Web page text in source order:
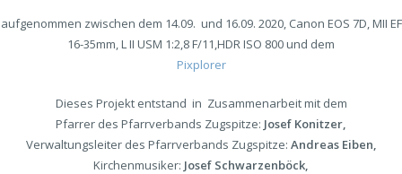
aufgenommen zwischen dem 14.09. und 16.09. 2020, Canon EOS 7D, MII EF
16-35mm, L II USM 1:2,8 F/11,HDR ISO 800 und dem
Pixplorer
Dieses Projekt entstand in Zusammenarbeit mit dem
Pfarrer des Pfarrverbands Zugspitze: Josef Konitzer,
Verwaltungsleiter des Pfarrverbands Zugspitze: Andreas Eiben,
Kirchenmusiker: Josef Schwarzenböck,